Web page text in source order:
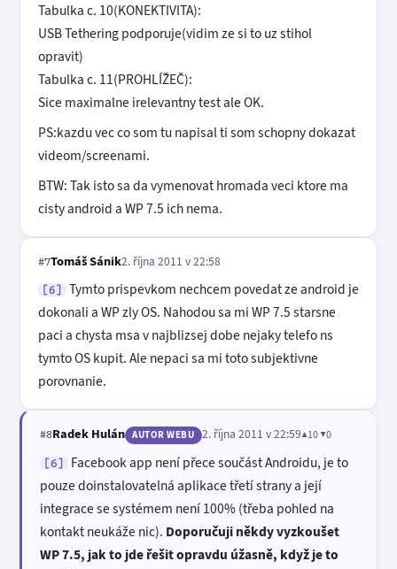
Tabulka c. 10(KONEKTIVITA):
USB Tethering podporuje(vidim ze si to uz stihol
opravit)
Tabulka c. 11(PROHLÍŽEČ):
Sice maximalne irelevantny test ale OK.
PS:kazdu vec co som tu napisal ti som schopny dokazat
videom/screenami.
BTW: Tak isto sa da vymenovat hromada veci ktore ma
cisty android a WP 7.5 ich nema.
#7Tomáš Sánik2. října 2011 v 22:58
[6]
Tymto prispevkom nechcem povedat ze android je
dokonali a WP zly OS. Nahodou sa mi WP 7.5 starsne
paci a chysta msa v najblizsej dobe nejaky telefo ns
tymto OS kupit. Ale nepaci sa mi toto subjektivne
porovnanie.
#8Radek Hulán AUTOR WEBU 2. října 2011 v 22:59▲10 ▼0
[6]
Facebook app není přece součást Androidu, je to
pouze doinstalovatelná aplikace třetí strany a její
integrace se systémem není 100% (třeba pohled na
kontakt neukáže nic). Doporučuji někdy vyzkoušet
WP 7.5, jak to jde řešit opravdu úžasně, když je to